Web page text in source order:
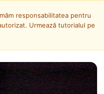
responsabilitatea pentru
Urmează tutorialul pe